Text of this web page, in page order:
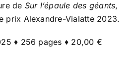
de Sur l’épaule des géants,
prix Alexandre-Vialatte 2023.
♦ 256 pages ♦ 20,00 €